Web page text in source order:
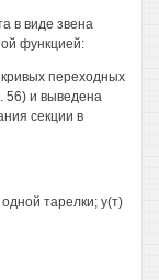
в виде звена
функцией:
переходных
56) и выведена
секции в
тарелки; у(т)